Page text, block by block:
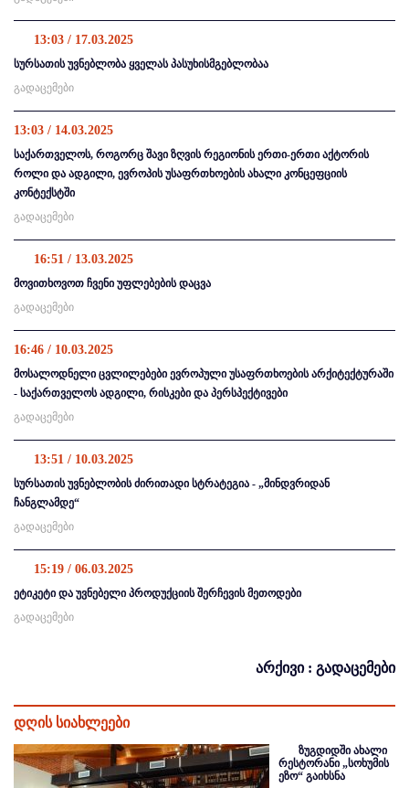
13:03 / 17.03.2025
სურსათის უვნებლობა ყველას პასუხისმგებლობაა
გადაცემები
13:03 / 14.03.2025
საქართველოს, როგორც შავი ზღვის რეგიონის ერთი-ერთი აქტორის
როლი და ადგილი, ევროპის უსაფრთხოების ახალი კონცეფციის
კონტექსტში
გადაცემები
16:51 / 13.03.2025
მოვითხოვოთ ჩვენი უფლებების დაცვა
გადაცემები
16:46 / 10.03.2025
მოსალოდნელი ცვლილებები ევროპული უსაფრთხოების არქიტექტურაში
- საქართველოს ადგილი, რისკები და პერსპექტივები
გადაცემები
13:51 / 10.03.2025
სურსათის უვნებლობის ძირითადი სტრატეგია - „მინდვრიდან
ჩანგლამდე“
გადაცემები
15:19 / 06.03.2025
ეტიკეტი და უვნებელი პროდუქციის შერჩევის მეთოდები
გადაცემები
არქივი : გადაცემები
დღის სიახლეები
ზუგდიდში ახალი
რესტორანი „სოხუმის
ეზო“ გაიხსნა